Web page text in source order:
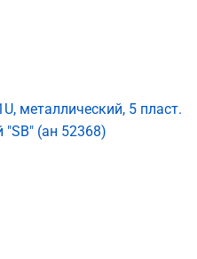
металлический, 5 пласт.
"SB" (ан 52368)